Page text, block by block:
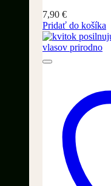
7,90 €
Pridať do košíka